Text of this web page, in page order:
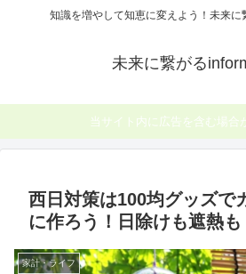
知識を増やして知恵に変えよう！未来に
未来に繋がる
当サイト内に広告を含む場合
西日対策は100均グッズで
に作ろう！日除けも遮熱も
家計・ライフ